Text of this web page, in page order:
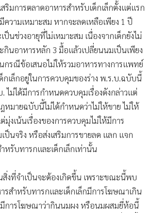
ริมการตลาดอาหารสำหรับเด็กเล็กตั้งแต่แรก
ความเหมาะสม หากจะลดเหลือเพียง 1 ปี
ป็นช่วงอายุที่ไม่เหมาะสม เนื่องจากเด็กยังไม่
กินอาหารหลัก 3 มื้อแล้วเปลี่ยนนมเป็นเพียง
กรณีข้อเสนอไม่ให้รวมอาหารทางการแพทย์
กเล็กอยู่ในการควบคุมของร่าง พ.ร.บ.ฉบับนี้
ไม่ได้มีการกำหนดควบคุมเรื่องดังกล่าวแต่
หมายฉบับนี้ไม่ได้กำหนดว่าไม่ให้ขาย ไม่ให้
งเน้นเรื่องของการควบคุมไม่ให้มีการ
นจริง หรือส่งเสริมการขายลด แลก แจก
รับทารกและเด็กเล็กเท่านั้น
งที่จำเป็นจะต้องเกิดขึ้น เพราะขณะนี้พบ
รสำหรับทารกและเด็กเล็กมีการโฆษณาเกิน
มีการโฆษณาว่ากินนมผง หรือนมผสมยี่ห้อนี้